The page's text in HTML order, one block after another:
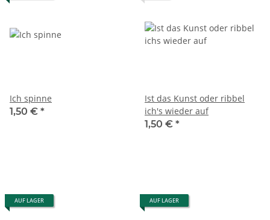
Ich spinne
1,50 € *
Ist das Kunst oder ribbel
ich's wieder auf
1,50 € *
AUF LAGER AUF LAGER